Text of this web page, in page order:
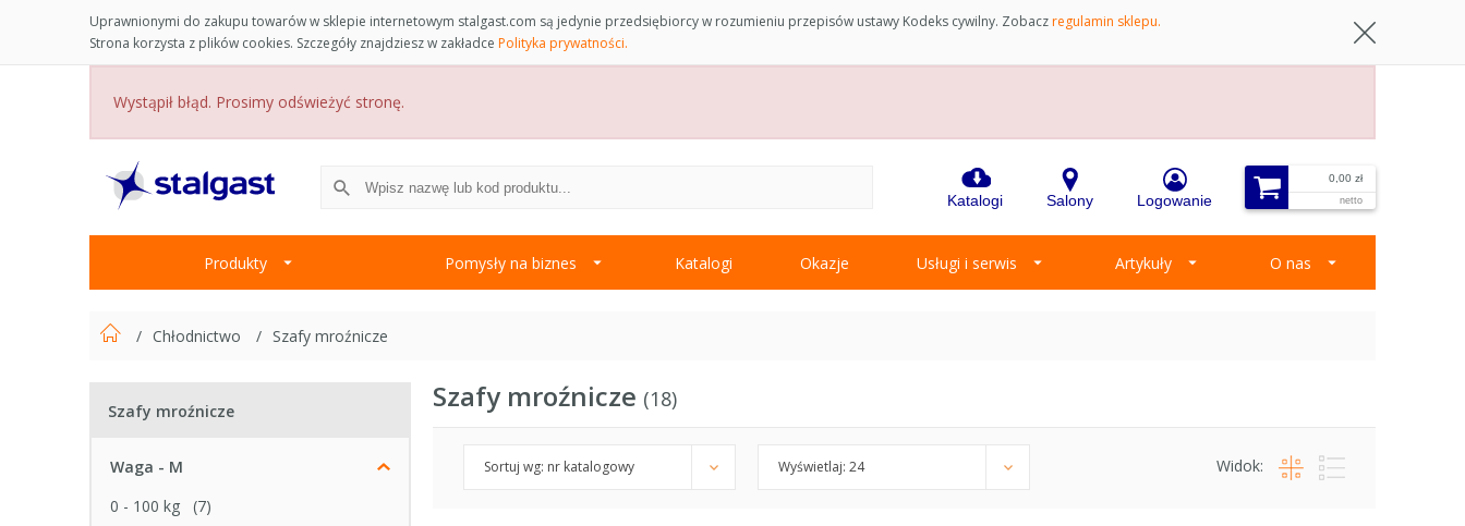
Uprawnionymi do zakupu towarów w sklepie internetowym stalgast.com są jedynie przedsiębiorcy w rozumieniu przepisów ustawy Kodeks cywilny. Zobaczregulamin sklepu.
Strona korzysta z plików cookies. Szczegóły znajdziesz w zakładce Polityka prywatności.
Wystąpił błąd. Prosimy odświeżyć stronę.
Katalogi Salony Logowanie
0,00 zł
netto
Produkty Pomysły na biznes Katalogi Okazje Usługi i serwis Artykuły O nas
Chłodnictwo Szafy mroźnicze
Szafy mroźnicze
Waga - M
0 - 100 kg
(7)
Szafy mroźnicze 18
Sortuj wg: nr katalogowy Wyświetlaj: 24 Widok: